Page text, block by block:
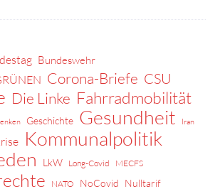
Bundeswehr
Corona-Briefe CSU
Die Linke Fahrradmobilität
Geschichte Gesundheit Iran
Kommunalpolitik
LkW Long-Covid MECFS
NATO NoCovid Nulltarif